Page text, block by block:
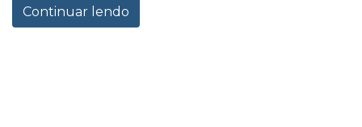
Continuar lendo